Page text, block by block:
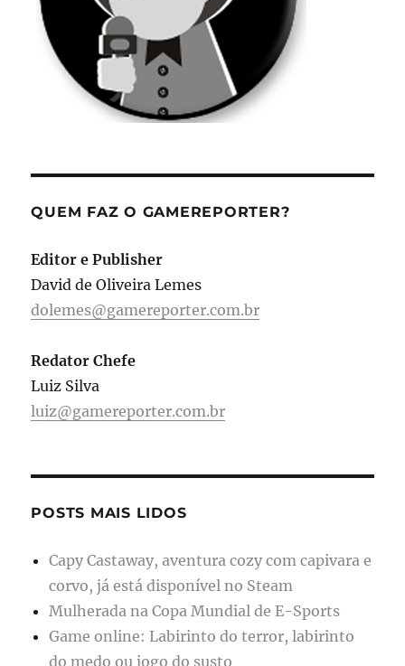
QUEM FAZ O GAMEREPORTER?
Editor e Publisher
David de Oliveira Lemes
dolemes@gamereporter.com.br
Redator Chefe
Luiz Silva
luiz@gamereporter.com.br
POSTS MAIS LIDOS
Capy Castaway, aventura cozy com capivara e
corvo, já está disponível no Steam
Mulherada na Copa Mundial de E-Sports
Game online: Labirinto do terror, labirinto
do medo ou jogo do susto